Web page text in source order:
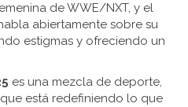
de WWE/NXT, y el
abiertamente sobre su
estigmas y ofreciendo un
es una mezcla de deporte,
está redefiniendo lo que